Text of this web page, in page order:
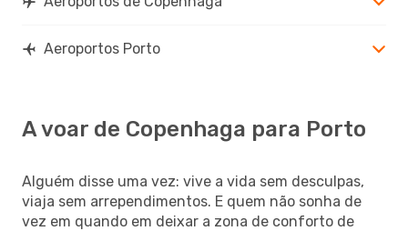
Aeroportos Porto
A voar de Copenhaga para Porto
Alguém disse uma vez: vive a vida sem desculpas,
viaja sem arrependimentos. E quem não sonha de
vez em quando em deixar a zona de conforto de